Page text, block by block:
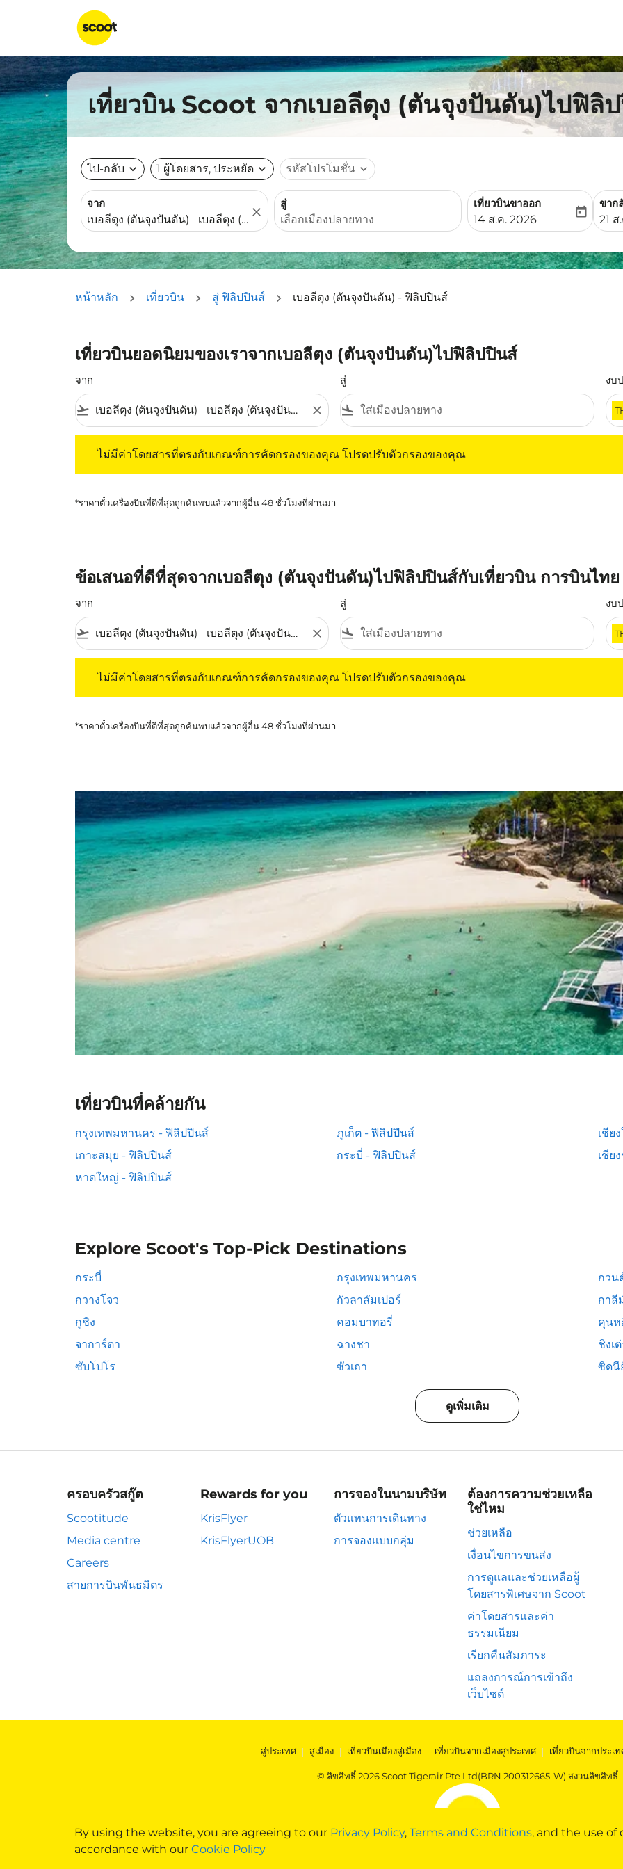
By using the website, you are agreeing to our Privacy Policy, Terms and Conditions, and the use of
accordance with our Cookie Policy
เที่ยวบิน Scoot จากเบอลีตุง (ตันจุงปันดัน)ไปฟิลิ
ไป-กลับ expand_more 1 ผู้โดยสาร, ประหยัด expand_more รหัสโปรโมชั่น expand_more
จาก
close
สู่
เที่ยวบินขาออก
fc-booking-departure-
14 ส.ค. 2026
today
ขาก
fc-
21
หน้าหลัก เที่ยวบิน สู่ ฟิลิปปินส์ เบอลีตุง (ตันจุงปันดัน) - ฟิลิปปินส์
เที่ยวบินยอดนิยมของเราจากเบอลีตุง (ตันจุงปันดัน)ไปฟิลิปปินส์
จาก
flight_takeoff close
สู่
flight_land
งบ
ไม่มีค่าโดยสารที่ตรงกับเกณฑ์การคัดกรองของคุณ โปรดปรับตัวกรองของคุณ
*ราคาตั๋วเครื่องบินที่ดีที่สุดถูกค้นพบแล้วจากผู้อื่น 48 ชั่วโมงที่ผ่านมา
ข้อเสนอที่ดีที่สุดจากเบอลีตุง (ตันจุงปันดัน)ไปฟิลิปปินส์กับเที่ยวบิน การบินไทย
จาก
flight_takeoff close
สู่
flight_land
งบ
ไม่มีค่าโดยสารที่ตรงกับเกณฑ์การคัดกรองของคุณ โปรดปรับตัวกรองของคุณ
*ราคาตั๋วเครื่องบินที่ดีที่สุดถูกค้นพบแล้วจากผู้อื่น 48 ชั่วโมงที่ผ่านมา
เที่ยวบินที่คล้ายกัน
กรุงเทพมหานคร - ฟิลิปปินส์ ภูเก็ต - ฟิลิปปินส์
เชีย
เกาะสมุย - ฟิลิปปินส์
กระบี่ - ฟิลิปปินส์
เชีย
หาดใหญ่ - ฟิลิปปินส์
Explore Scoot's Top-Pick Destinations
กระบี่ กรุงเทพมหานคร
กวน
กวางโจว
กัวลาลัมเปอร์
กาลี
กูชิง
คอมบาทอรี่
คุนห
จาการ์ตา
ฉางชา
ชิงเ
ซับโปโร
ซัวเถา ซิดนี
ดูเพิ่มเติม
ครอบครัวสกู๊ต
Scootitude
Media centre
Careers
สายการบินพันธมิตร
Rewards for you
KrisFlyer
KrisFlyerUOB
การจองในนามบริษัท
ตัวแทนการเดินทาง
การจองแบบกลุ่ม
ต้องการความช่วยเหลือ
ใช่ไหม
ช่วยเหลือ
เงื่อนไขการขนส่ง
การดูแลและช่วยเหลือผู้
โดยสารพิเศษจาก Scoot
ค่าโดยสารและค่า
ธรรมเนียม
เรียกคืนสัมภาระ
แถลงการณ์การเข้าถึง
เว็บไซต์
สู่ประเทศ | สู่เมือง | เที่ยวบินเมืองสู่เมือง | เที่ยวบินจากเมืองสู่ประเทศ | เที่ยวบินจากประเท
© ลิขสิทธิ์ 2026 Scoot Tigerair Pte Ltd(BRN 200312665-W) สงวนลิขสิทธิ์